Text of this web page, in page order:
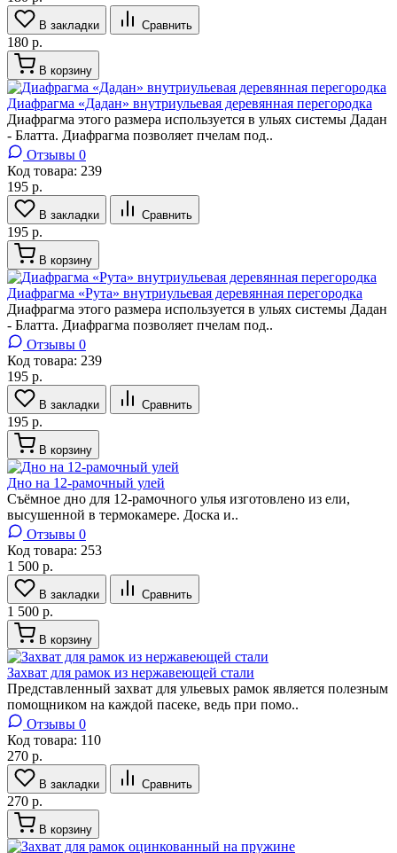
В закладки Сравнить
180 р.
В корзину
Диафрагма «Дадан» внутриульевая деревянная перегородка
Диафрагма этого размера используется в ульях системы Дадан
- Блатта. Диафрагма позволяет пчелам под..
Отзывы 0
Код товара: 239
195 р.
В закладки Сравнить
195 р.
В корзину
Диафрагма «Рута» внутриульевая деревянная перегородка
Диафрагма этого размера используется в ульях системы Дадан
- Блатта. Диафрагма позволяет пчелам под..
Отзывы 0
Код товара: 239
195 р.
В закладки Сравнить
195 р.
В корзину
Дно на 12-рамочный улей
Съёмное дно для 12-рамочного улья изготовлено из ели,
высушенной в термокамере. Доска и..
Отзывы 0
Код товара: 253
1 500 р.
В закладки Сравнить
1 500 р.
В корзину
Захват для рамок из нержавеющей стали
Представленный захват для ульевых рамок является полезным
помощником на каждой пасеке, ведь при помо..
Отзывы 0
Код товара: 110
270 р.
В закладки Сравнить
270 р.
В корзину